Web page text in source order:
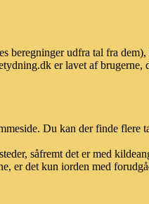
beregninger udfra tal fra
er lavet af
Du kan der finde flere
såfremt det er med
er det kun iorden med